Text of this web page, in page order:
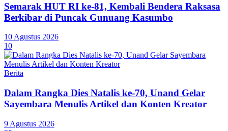
Semarak HUT RI ke-81, Kembali Bendera Raksasa
Berkibar di Puncak Gunuang Kasumbo
10 Agustus 2026
10
Berita
Dalam Rangka Dies Natalis ke-70, Unand Gelar
Sayembara Menulis Artikel dan Konten Kreator
9 Agustus 2026